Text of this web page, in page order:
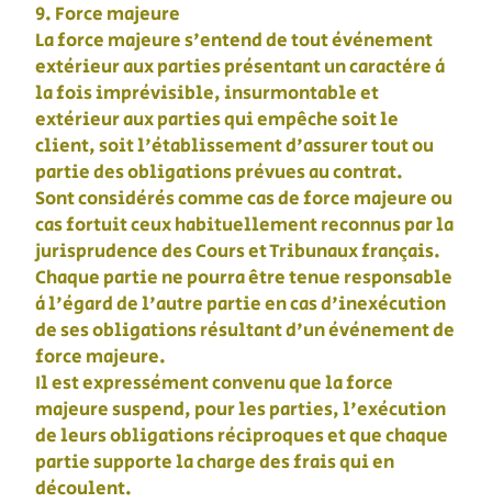
9. Force majeure
La force majeure s'entend de tout événement
extérieur aux parties présentant un caractère à
la fois imprévisible, insurmontable et
extérieur aux parties qui empêche soit le
client, soit l'établissement d'assurer tout ou
partie des obligations prévues au contrat.
Sont considérés comme cas de force majeure ou
cas fortuit ceux habituellement reconnus par la
jurisprudence des Cours et Tribunaux français.
Chaque partie ne pourra être tenue responsable
à l'égard de l'autre partie en cas d'inexécution
de ses obligations résultant d'un événement de
force majeure.
Il est expressément convenu que la force
majeure suspend, pour les parties, l'exécution
de leurs obligations réciproques et que chaque
partie supporte la charge des frais qui en
découlent.